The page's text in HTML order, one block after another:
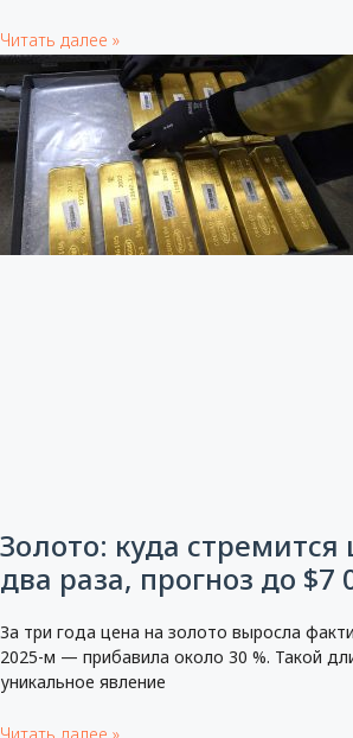
Читать далее »
Золото: куда стремится
два раза, прогноз до $7
За три года цена на золото выросла
2025-м — прибавила около 30 %. Такой
уникальное явление